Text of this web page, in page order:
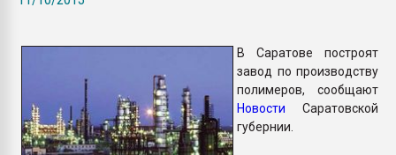
ПЕРЕЙТИ НА
В Саратове построят
завод по производству
полимеров, сообщают
Новости Саратовской
губернии.